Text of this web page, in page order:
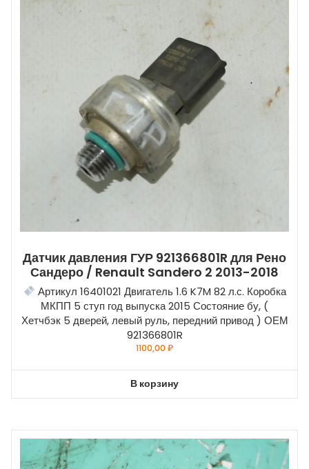
Датчик давления ГУР 921366801R для Рено
Сандеро / Renault Sandero 2 2013-2018
Артикул 16401021 Двигатель 1.6 K7M 82 л.с. Коробка
МКПП 5 ступ год выпуска 2015 Состояние бу, (
Хетчбэк 5 дверей, левый руль, передний привод ) ОЕМ
921366801R
1100,00₽
В корзину